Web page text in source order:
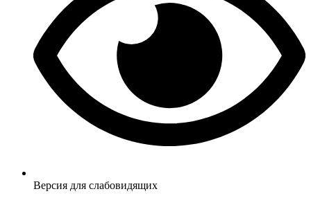
Версия для слабовидящих